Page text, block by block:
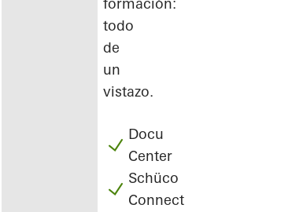
todo
de
un
vistazo.
Docu
Center
Schüco
Connect